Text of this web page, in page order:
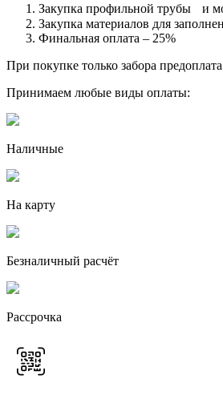
Закупка профильной трубы и
Закупка материалов для
Финальная оплата – 25%
При покупке только забора
Принимаем любые виды оплаты:
Наличные
На карту
Безналичный расчёт
Рассрочка